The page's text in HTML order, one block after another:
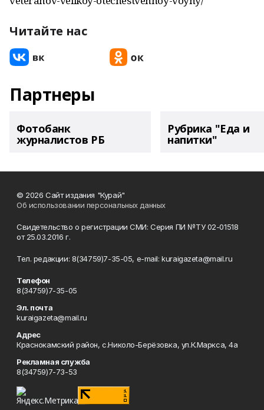
Читайте нас
Партнеры
Фотобанк
журналистов РБ
Рубрика "Еда и
напитки"
© 2026 Сайт издания "Курай"
Об использовании персональных данных
Свидетельство о регистрации СМИ: Серия ПИ №ТУ 02-01518
от 25.03.2016 г.
Тел. редакции: 8(34759)7-35-05, e-mail: kuraigazeta@mail.ru
Телефон
8(34759)7-35-05
Эл. почта
kuraigazeta@mail.ru
Адрес
Краснокамский район, с.Николо-Берёзовка, ул.К.Маркса, 4а
Рекламная служба
8(34759)7-73-53